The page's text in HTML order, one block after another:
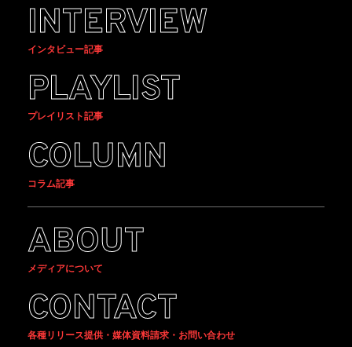
INTERVIEW
インタビュー記事
PLAYLIST
プレイリスト記事
COLUMN
コラム記事
ABOUT
メディアについて
CONTACT
各種リリース提供・媒体資料請求・お問い合わせ